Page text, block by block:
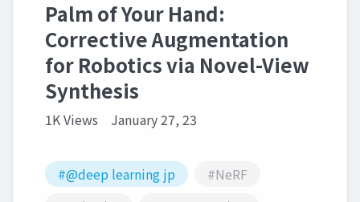
Palm of Your Hand:
Corrective Augmentation
for Robotics via Novel-View
Synthesis
1K Views January 27, 23
#@deep learning jp
#NeRF